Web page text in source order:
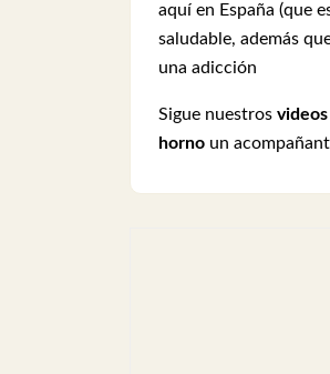
aquí en España (que
saludable, además
una adicción
Sigue nuestros videos
horno un